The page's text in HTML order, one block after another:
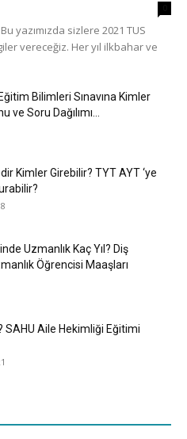
yazımızda sizlere 2021 TUS
vereceğiz. Her yıl ilkbahar ve
Bilimleri Sınavına Kimler
ve Soru Dağılımı...
Kimler Girebilir? TYT AYT ‘ye
Uzmanlık Kaç Yıl? Diş
Öğrencisi Maaşları
SAHU Aile Hekimliği Eğitimi